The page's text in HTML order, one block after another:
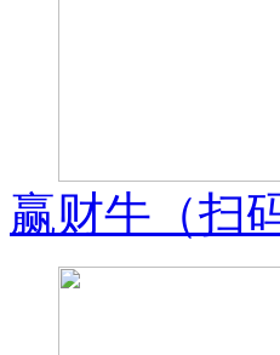
赢财牛（扫